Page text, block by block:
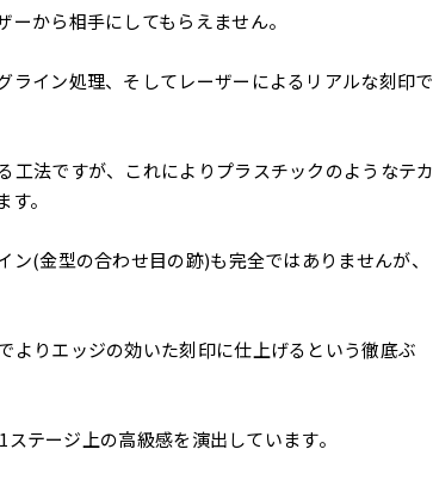
から相手にしてもらえません。
イン処理、そしてレーザーによるリアルな刻印で
工法ですが、これによりプラスチックのようなテカ
。
(金型の合わせ目の跡)も完全ではありませんが、
よりエッジの効いた刻印に仕上げるという徹底ぶ
テージ上の高級感を演出しています。